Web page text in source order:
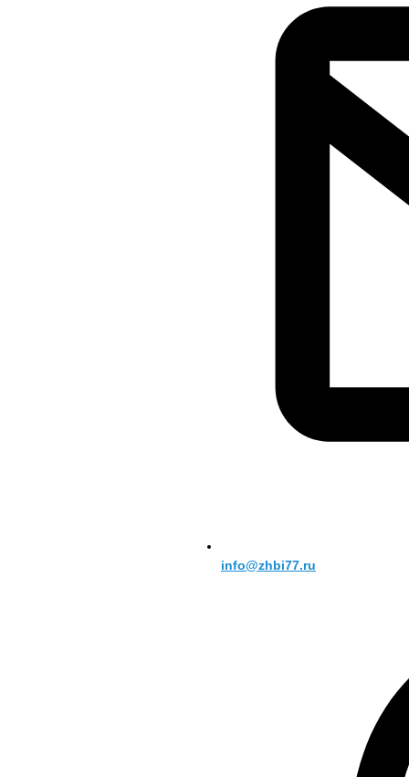
info@zhbi77.ru